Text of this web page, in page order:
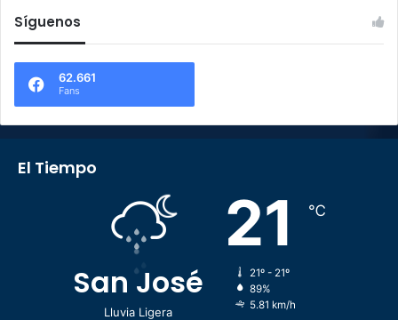
Síguenos
62.661
Fans
El Tiempo
San José
Lluvia Ligera
21 ℃
21º - 21º
89%
5.81 km/h